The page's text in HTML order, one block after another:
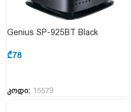
Genius SP-925BT Black
₾78
კოდი: 15579